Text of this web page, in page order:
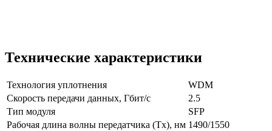
Технические характеристики
Технология уплотнения
WDM
Скорость передачи данных, Гбит/с
2.5
Тип модуля
SFP
Рабочая длина волны передатчика (Tx), нм 1490/1550